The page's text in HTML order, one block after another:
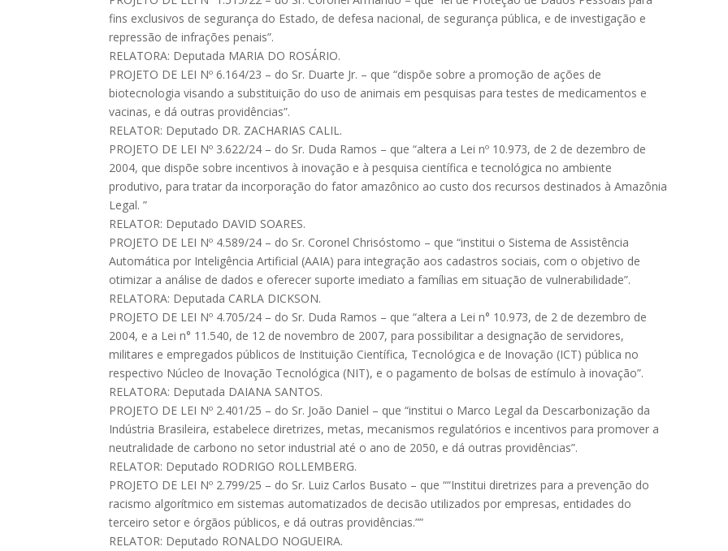
fins exclusivos de segurança do Estado, de defesa nacional, de segurança pública, e de investigação e
repressão de infrações penais”.
RELATORA: Deputada MARIA DO ROSÁRIO.
PROJETO DE LEI Nº 6.164/23 – do Sr. Duarte Jr. – que “dispõe sobre a promoção de ações de
biotecnologia visando a substituição do uso de animais em pesquisas para testes de medicamentos e
vacinas, e dá outras providências”.
RELATOR: Deputado DR. ZACHARIAS CALIL.
PROJETO DE LEI Nº 3.622/24 – do Sr. Duda Ramos – que “altera a Lei nº 10.973, de 2 de dezembro de
2004, que dispõe sobre incentivos à inovação e à pesquisa científica e tecnológica no ambiente
produtivo, para tratar da incorporação do fator amazônico ao custo dos recursos destinados à Amazônia
Legal. ”
RELATOR: Deputado DAVID SOARES.
PROJETO DE LEI Nº 4.589/24 – do Sr. Coronel Chrisóstomo – que “institui o Sistema de Assistência
Automática por Inteligência Artificial (AAIA) para integração aos cadastros sociais, com o objetivo de
otimizar a análise de dados e oferecer suporte imediato a famílias em situação de vulnerabilidade”.
RELATORA: Deputada CARLA DICKSON.
PROJETO DE LEI Nº 4.705/24 – do Sr. Duda Ramos – que “altera a Lei n° 10.973, de 2 de dezembro de
2004, e a Lei n° 11.540, de 12 de novembro de 2007, para possibilitar a designação de servidores,
militares e empregados públicos de Instituição Científica, Tecnológica e de Inovação (ICT) pública no
respectivo Núcleo de Inovação Tecnológica (NIT), e o pagamento de bolsas de estímulo à inovação”.
RELATORA: Deputada DAIANA SANTOS.
PROJETO DE LEI Nº 2.401/25 – do Sr. João Daniel – que “institui o Marco Legal da Descarbonização da
Indústria Brasileira, estabelece diretrizes, metas, mecanismos regulatórios e incentivos para promover a
neutralidade de carbono no setor industrial até o ano de 2050, e dá outras providências”.
RELATOR: Deputado RODRIGO ROLLEMBERG.
PROJETO DE LEI Nº 2.799/25 – do Sr. Luiz Carlos Busato – que ““Institui diretrizes para a prevenção do
racismo algorítmico em sistemas automatizados de decisão utilizados por empresas, entidades do
terceiro setor e órgãos públicos, e dá outras providências.””
RELATOR: Deputado RONALDO NOGUEIRA.